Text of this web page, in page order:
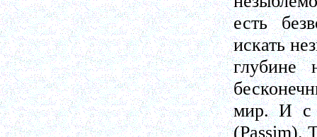
есть
искать
глубине
мир. И с
(Passim).